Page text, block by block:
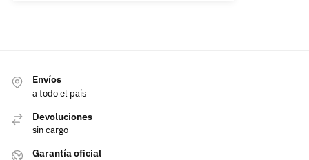
Envíos
a todo el país
Devoluciones
sin cargo
Garantía oficial